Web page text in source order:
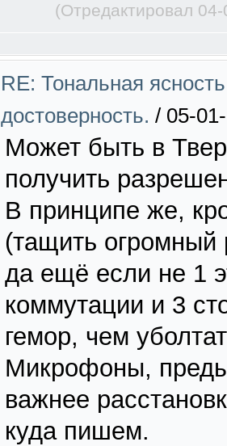
(Отредактировал
RE: Тональная
достоверность. / 05-
Может быть в
получить
В принципе же,
(тащить огромный
да ещё если не 1
коммутации и 3
гемор, чем
Микрофоны,
важнее
куда пишем.